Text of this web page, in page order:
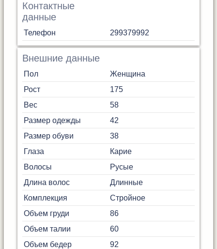
Контактные
данные
Телефон 299379992
Внешние данные
Пол
Женщина
Рост
175
Вес
58
Размер одежды
42
Размер обуви
38
Глаза
Карие
Волосы
Русые
Длина волос
Длинные
Комплекция
Стройное
Объем груди
86
Объем талии
60
Объем бедер
92